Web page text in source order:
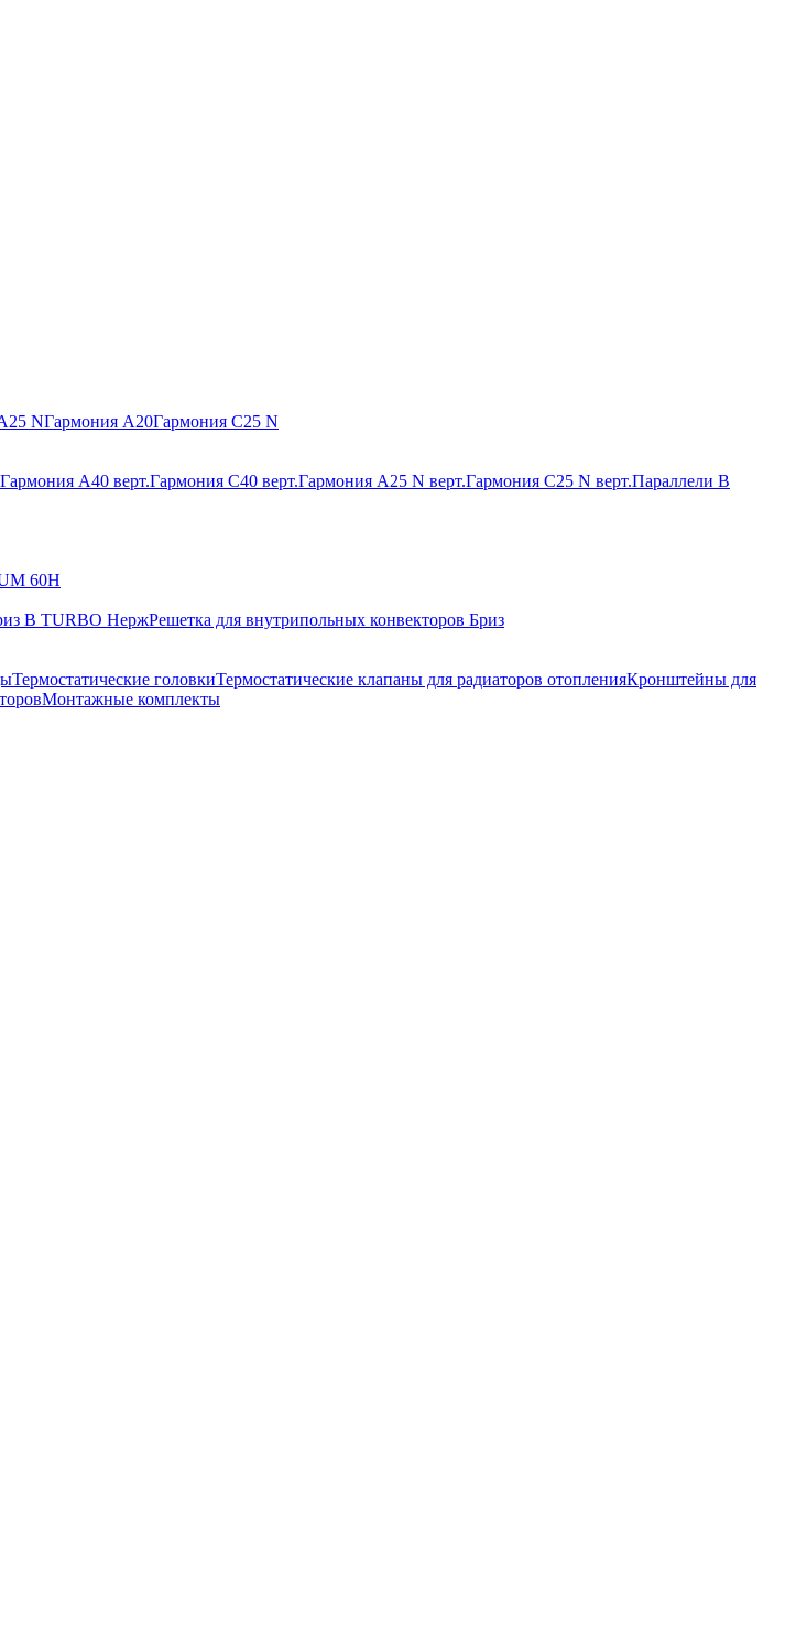
NГармония А20Гармония С25 N
Гармония А40 верт.Гармония С40 верт.Гармония А25 N верт.Гармония С25 N верт.Параллели В
60H
В TURBO НержРешетка для внутрипольных конвекторов Бриз
Термостатические головкиТермостатические клапаны для радиаторов отопленияКронштейны для
Монтажные комплекты